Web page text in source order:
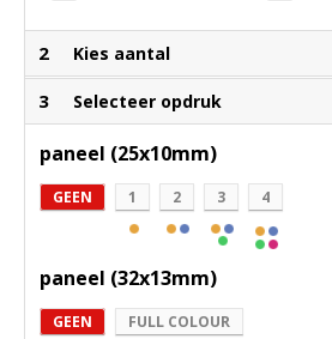
2 Kies aantal
3 Selecteer opdruk
paneel (25x10mm)
GEEN 1 2 3 4
paneel (32x13mm)
GEEN FULL COLOUR